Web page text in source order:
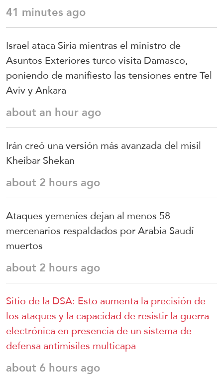
41 minutes ago
Israel ataca Siria mientras el ministro de
Asuntos Exteriores turco visita Damasco,
poniendo de manifiesto las tensiones entre Tel
Aviv y Ankara
about an hour ago
Irán creó una versión más avanzada del misil
Kheibar Shekan
about 2 hours ago
Ataques yemeníes dejan al menos 58
mercenarios respaldados por Arabia Saudí
muertos
about 2 hours ago
Sitio de la DSA: Esto aumenta la precisión de
los ataques y la capacidad de resistir la guerra
electrónica en presencia de un sistema de
defensa antimisiles multicapa
about 6 hours ago